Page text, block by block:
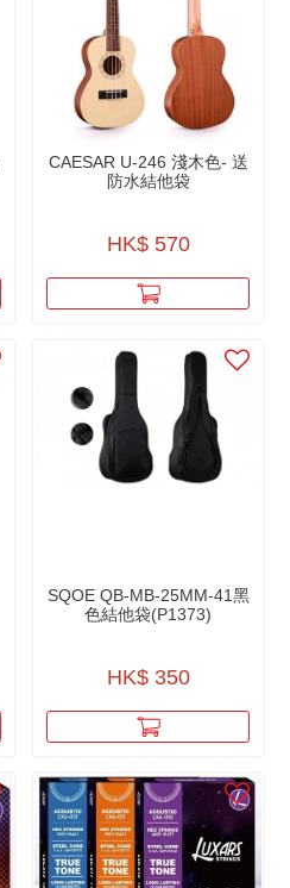
CAESAR U-246 淺木色- 送
防水結他袋
HK$ 570
SQOE QB-MB-25MM-41黑
色結他袋(P1373)
HK$ 350